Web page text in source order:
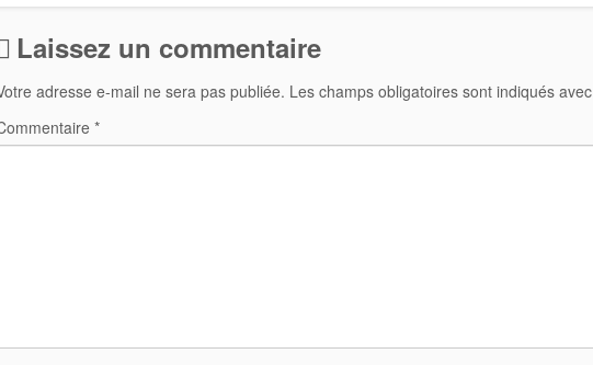
Laissez un commentaire
adresse e-mail ne sera pas publiée. Les champs obligatoires sont indiqués avec
*